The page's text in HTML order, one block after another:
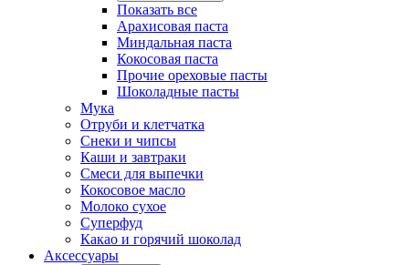
Показать все
Арахисовая паста
Миндальная паста
Кокосовая паста
Прочие ореховые пасты
Шоколадные пасты
Мука
Отруби и клетчатка
Снеки и чипсы
Каши и завтраки
Смеси для выпечки
Кокосовое масло
Молоко сухое
Суперфуд
Какао и горячий шоколад
Аксессуары